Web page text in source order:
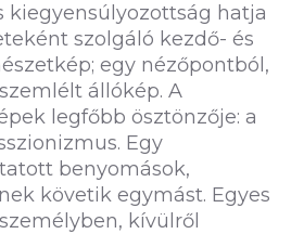
kiegyensúlyozottság hatja
szolgáló kezdő- és
egy nézőpontból,
állókép. A
legfőbb ösztönzője: a
Egy
benyomások,
követik egymást. Egyes
kívülről